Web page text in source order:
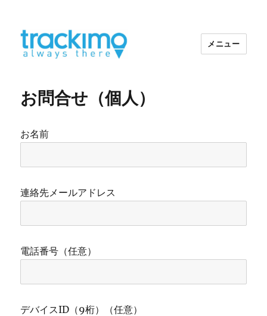
メニュー
お問合せ（個人）
お名前
連絡先メールアドレス
電話番号（任意）
デバイスID（9桁）（任意）